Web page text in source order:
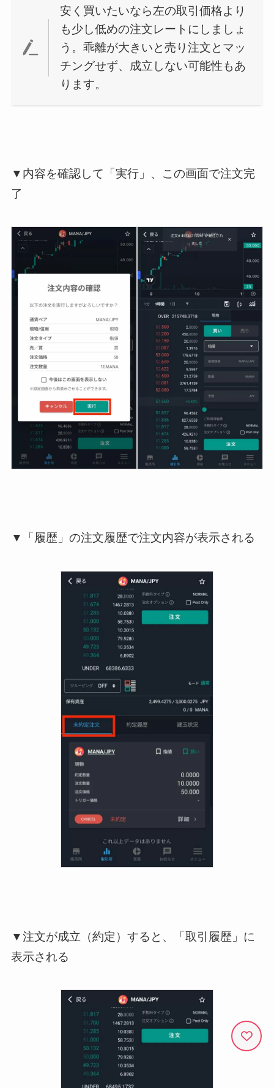
安く買いたいなら左の取引価格より
も少し低めの注文レートにしましょ
う。乖離が大きいと売り注文とマッ
チングせず、成立しない可能性もあ
ります。
▼内容を確認して「実行」、この画面で注文完
了
▼「履歴」の注文履歴で注文内容が表示される
▼注文が成立（約定）すると、「取引履歴」に
表示される